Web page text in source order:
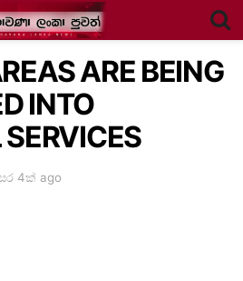
ARE BEING
INTO
4ක් ago